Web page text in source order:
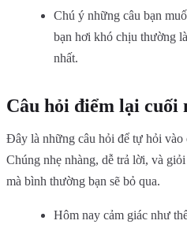
Chú ý những câu bạn
bạn hơi khó chịu thường
nhất.
Câu hỏi điểm lại cuối
Đây là những câu hỏi để tự hỏi
Chúng nhẹ nhàng, dễ trả lời, và
mà bình thường bạn sẽ bỏ qua.
Hôm nay cảm giác như